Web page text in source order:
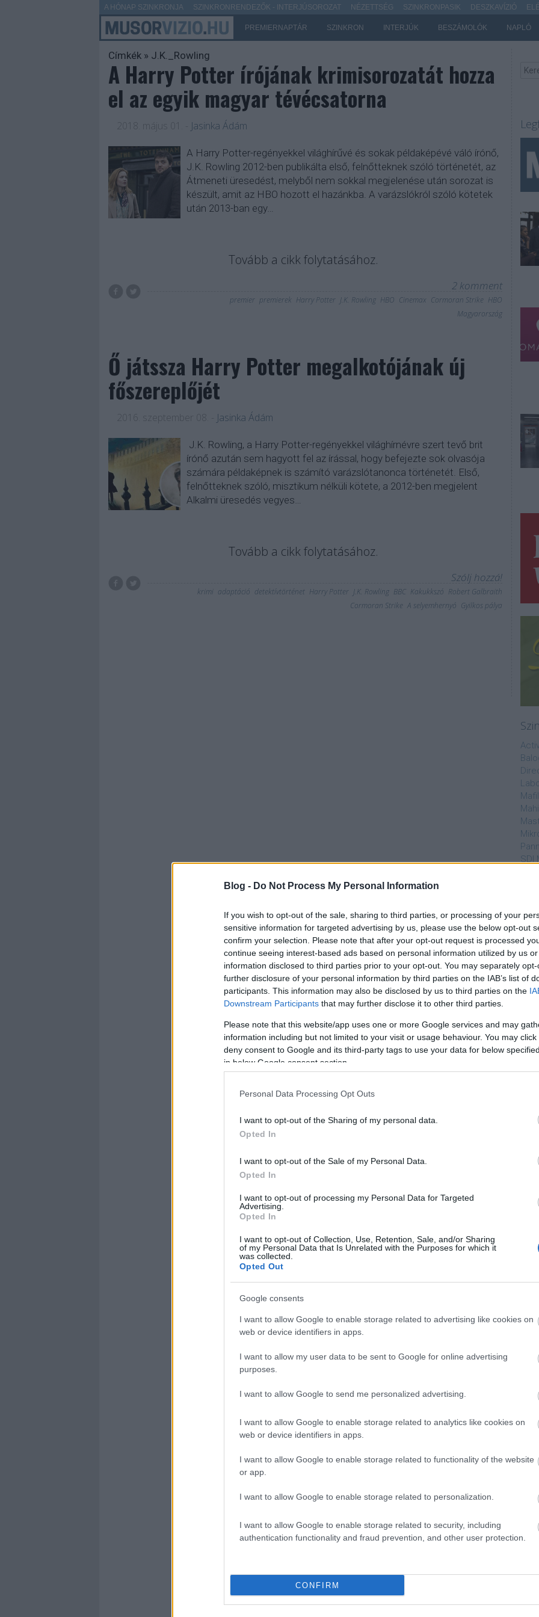
Blog - Do Not Process My Personal Information
If you wish to opt-out of the sale, sharing to third parties, or processing of your
sensitive information for targeted advertising by us, please use the below opt-out
confirm your selection. Please note that after your opt-out request is processed
continue seeing interest-based ads based on personal information utilized by us
information disclosed to third parties prior to your opt-out. You may separately
further disclosure of your personal information by third parties on the IAB’s list of
participants. This information may also be disclosed by us to third parties on the
Downstream Participants that may further disclose it to other third parties.
Please note that this website/app uses one or more Google services and may
information including but not limited to your visit or usage behaviour. You may
deny consent to Google and its third-party tags to use your data for below
in below Google consent section.
Personal Data Processing Opt Outs
I want to opt-out of the Sharing of my personal data.
Opted In
I want to opt-out of the Sale of my Personal Data.
Opted In
I want to opt-out of processing my Personal Data for Targeted
Advertising.
Opted In
I want to opt-out of Collection, Use, Retention, Sale, and/or Sharing
of my Personal Data that Is Unrelated with the Purposes for which it
was collected.
Opted Out
Google consents
I want to allow Google to enable storage related to advertising like cookies on
web or device identifiers in apps.
I want to allow my user data to be sent to Google for online advertising
purposes.
I want to allow Google to send me personalized advertising.
I want to allow Google to enable storage related to analytics like cookies on
web or device identifiers in apps.
I want to allow Google to enable storage related to functionality of the website
or app.
I want to allow Google to enable storage related to personalization.
I want to allow Google to enable storage related to security, including
authentication functionality and fraud prevention, and other user protection.
CONFIRM
PREMIERNAPTÁR SZINKRON INTERJÚK BESZÁMOLÓK NAPLÓ
A HÓNAP SZINKRONJA SZINKRONRENDEZŐK - INTERJÚSOROZAT NÉZETTSÉG SZINKRONPASIK DESZKAVÍZIÓ
Címkék» J.K._Rowling
A Harry Potter írójának krimisorozatát hozza
el az egyik magyar tévécsatorna
2018. május 01. Jasinka Ádám
A Harry Potter-regényekkel világhírűvé és sokak példaképévé váló írónő,
J.K. Rowling 2012-ben publikálta első, felnőtteknek szóló történetét, az
Átmeneti üresedést, melyből nem sokkal megjelenése után sorozat is
készült, amit az HBO hozott el hazánkba. A varázslókról szóló kötetek
után 2013-ban egy…
Tovább a cikk folytatásához.
2komment
premier premierek Harry Potter J.K. Rowling HBO Cinemax Cormoran Strike HBO
Magyarország
Ő játssza Harry Potter megalkotójának új
főszereplőjét
2016. szeptember 08. Jasinka Ádám
J.K. Rowling, a Harry Potter-regényekkel világhírnévre szert tevő brit
írónő azután sem hagyott fel az írással, hogy befejezte sok olvasója
számára példaképnek is számító varázslótanonca történetét. Első,
felnőtteknek szóló, misztikum nélküli kötete, a 2012-ben megjelent
Alkalmi üresedés vegyes…
Tovább a cikk folytatásához.
Szólj hozzá!
krimi adaptáció detektívtörténet Harry Potter J.K. Rowling BBC Kakukkszó Robert Galbraith
Cormoran Strike A selyemhernyó Gyilkos pálya
SDI
AMC
A
A
játék
M4